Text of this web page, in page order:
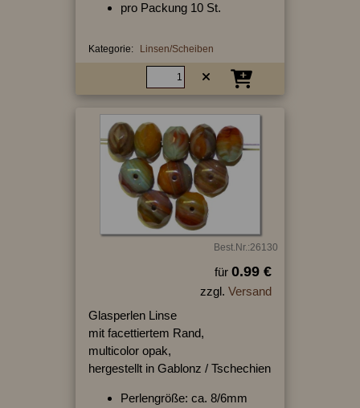
pro Packung 10 St.
Kategorie: Linsen/Scheiben
Best.Nr.:26130
für 0.99 €
zzgl. Versand
Glasperlen Linse
mit facettiertem Rand,
multicolor opak,
hergestellt in Gablonz / Tschechien
Perlengröße: ca. 8/6mm